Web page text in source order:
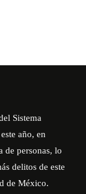
Sistema
año, en
de personas, lo
delitos de este
de México.